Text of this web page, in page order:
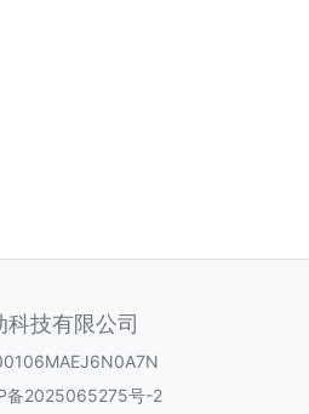
技有限公司
备2025065275号-2